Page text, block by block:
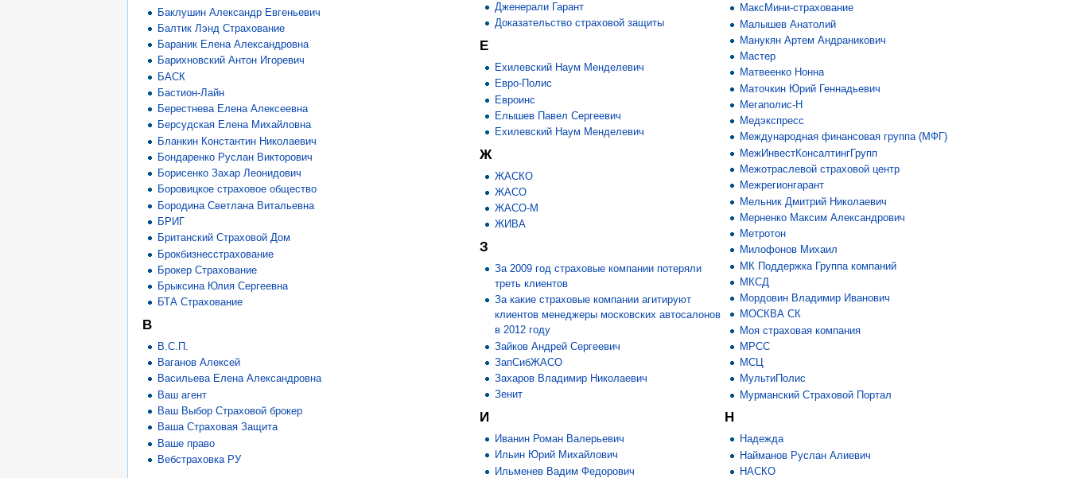
Баклушин Александр Евгеньевич
Балтик Лэнд Страхование
Бараник Елена Александровна
Барихновский Антон Игоревич
БАСК
Бастион-Лайн
Берестнева Елена Алексеевна
Берсудская Елена Михайловна
Бланкин Константин Николаевич
Бондаренко Руслан Викторович
Борисенко Захар Леонидович
Боровицкое страховое общество
Бородина Светлана Витальевна
БРИГ
Британский Страховой Дом
Брокбизнесстрахование
Брокер Страхование
Брыксина Юлия Сергеевна
БТА Страхование
В
В.С.П.
Ваганов Алексей
Васильева Елена Александровна
Ваш агент
Ваш Выбор Страховой брокер
Ваша Страховая Защита
Ваше право
Вебстраховка РУ
Дженерали Гарант
Доказательство страховой защиты
Е
Еxилевский Наум Менделевич
Евро-Полис
Евроинс
Елышев Павел Сергеевич
Ехилевский Наум Менделевич
Ж
ЖАСКО
ЖАСО
ЖАСО-М
ЖИВА
З
За 2009 год страховые компании потеряли
треть клиентов
За какие страховые компании агитируют
клиентов менеджеры московских автосалонов
в 2012 году
Зайков Андрей Сергеевич
ЗапСибЖАСО
Захаров Владимир Николаевич
Зенит
И
Иванин Роман Валерьевич
Ильин Юрий Михайлович
Ильменев Вадим Федорович
МаксМини-страхование
Малышев Анатолий
Манукян Артем Андраникович
Мастер
Матвеенко Нонна
Маточкин Юрий Геннадьевич
Мегаполис-Н
Медэкспресс
Международная финансовая группа (МФГ)
МежИнвестКонсалтингГрупп
Межотраслевой страховой центр
Межрегионгарант
Мельник Дмитрий Николаевич
Мерненко Максим Александрович
Метротон
Милофонов Михаил
МК Поддержка Группа компаний
МКСД
Мордовин Владимир Иванович
МОСКВА СК
Моя страховая компания
МРСС
МСЦ
МультиПолис
Мурманский Страховой Портал
Н
Надежда
Найманов Руслан Алиевич
НАСКО